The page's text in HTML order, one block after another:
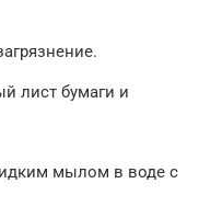
лист бумаги и
мылом в воде с